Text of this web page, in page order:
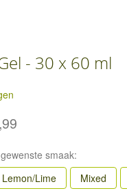
- 30 x 60 ml
smaak:
Lemon/Lime Mixed